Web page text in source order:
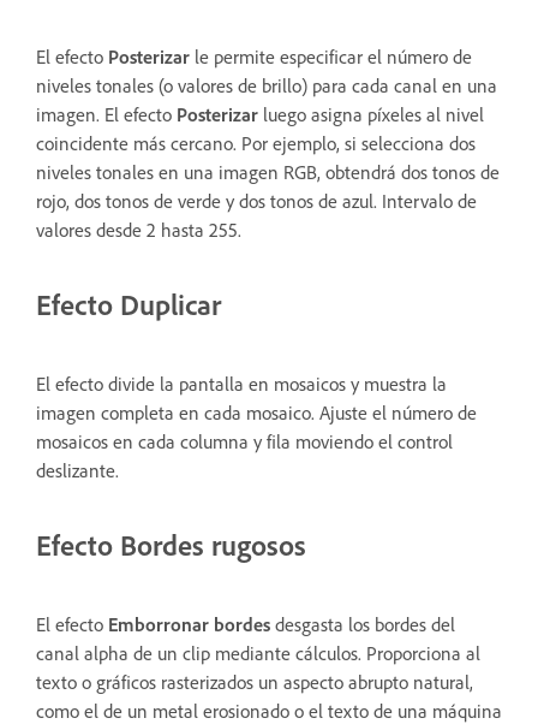
El efecto Posterizar le permite especificar el número de
niveles tonales (o valores de brillo) para cada canal en una
imagen. El efecto Posterizar luego asigna píxeles al nivel
coincidente más cercano. Por ejemplo, si selecciona dos
niveles tonales en una imagen RGB, obtendrá dos tonos de
rojo, dos tonos de verde y dos tonos de azul. Intervalo de
valores desde 2 hasta 255.
Efecto Duplicar
El efecto divide la pantalla en mosaicos y muestra la
imagen completa en cada mosaico. Ajuste el número de
mosaicos en cada columna y fila moviendo el control
deslizante.
Efecto Bordes rugosos
El efecto Emborronar bordes desgasta los bordes del
canal alpha de un clip mediante cálculos. Proporciona al
texto o gráficos rasterizados un aspecto abrupto natural,
como el de un metal erosionado o el texto de una máquina